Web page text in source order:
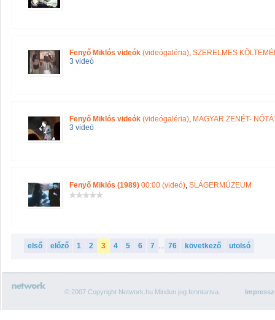
Fenyő Miklós videók (videógaléria), SZERELMES
3 videó
Fenyő Miklós videók (videógaléria), MAGYAR ZENÉT-
3 videó
Fenyő Miklós (1989) 00:00 (videó), SLÁGERMÚZEUM
első előző 1 2 3 4 5 6 7 ... 76 következő utolsó
© 2007 Copyright Network.hu Minden jog fenntartva.